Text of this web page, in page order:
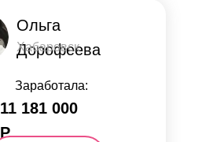
Ольга
Дорофеева
Хабаровск
Заработала:
11 181 000
Р.